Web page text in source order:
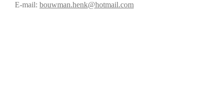
E-mail: bouwman.henk@hotmail.com